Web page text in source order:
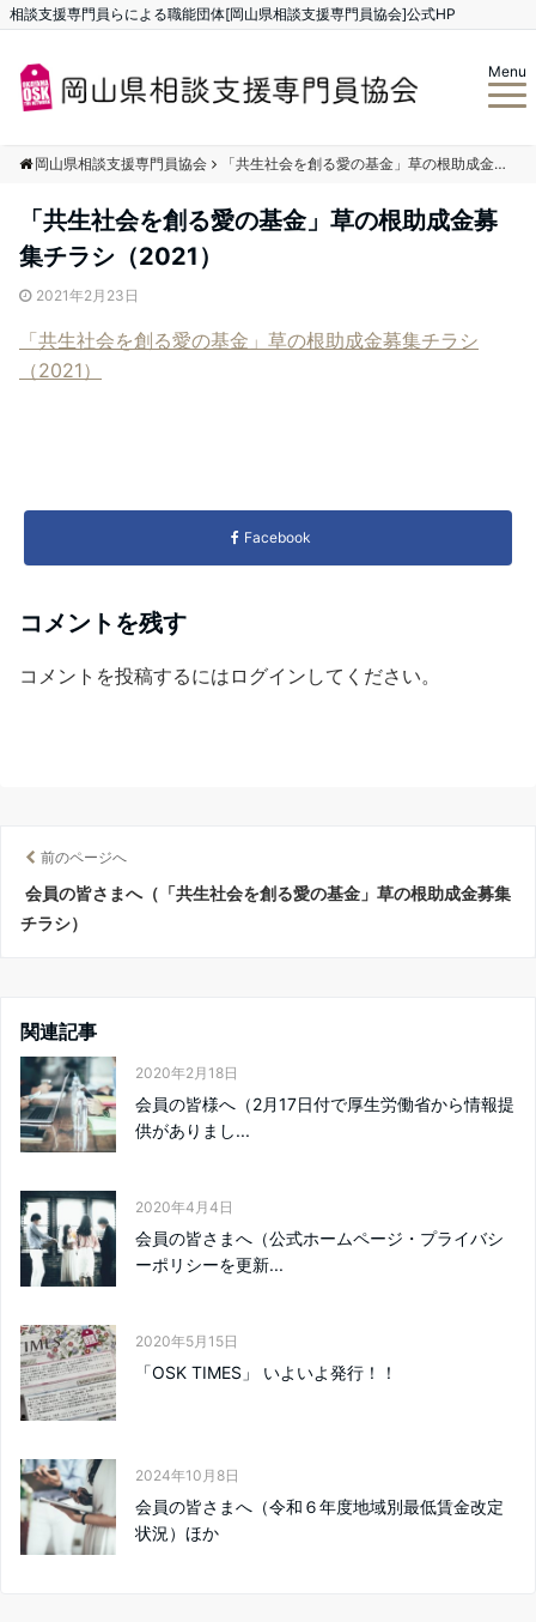
相談支援専門員らによる職能団体[岡山県相談支援専門員協会]公式HP
Menu
岡山県相談支援専門員協会 「共生社会を創る愛の基金」草の根助成金募集チラシ（2021）
「共生社会を創る愛の基金」草の根助成金募
集チラシ（2021）
2021年2月23日
「共生社会を創る愛の基金」草の根助成金募集チラシ
（2021）
Facebook
コメントを残す
コメントを投稿するには ログイン してください。
前のページへ
会員の皆さまへ（「共生社会を創る愛の基金」草の根助成金募集
チラシ）
関連記事
2020年2月18日
会員の皆様へ（2月17日付で厚生労働省から情報提
供がありまし...
2020年4月4日
会員の皆さまへ（公式ホームページ・プライバシ
ーポリシーを更新...
2020年5月15日
「OSK TIMES」 いよいよ発行！！
2024年10月8日
会員の皆さまへ（令和６年度地域別最低賃金改定
状況）ほか